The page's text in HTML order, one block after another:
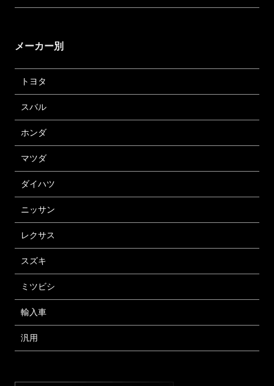
メーカー別
トヨタ
スバル
ホンダ
マツダ
ダイハツ
ニッサン
レクサス
スズキ
ミツビシ
輸入車
汎用